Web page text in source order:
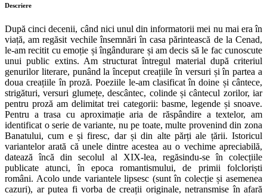
Descriere
După cinci decenii, când nici unul din informatorii mei nu mai era în
viață, am regăsit vechile însemnări în casa părintească de la Cenad,
le-am recitit cu emoție și îngândurare și am decis să le fac cunoscute
unui public extins. Am structurat întregul material după criteriul
genurilor literare, punând la început creațiile în versuri și în partea a
doua creațiile în proză. Poeziile le-am clasificat în doine și cântece,
strigături, versuri glumețe, descântec, colinde și cântecul zorilor, iar
pentru proză am delimitat trei categorii: basme, legende și snoave.
Pentru a trasa cu aproximație aria de răspândire a textelor, am
identificat o serie de variante, nu pe toate, multe provenind din zona
Banatului, cum e și firesc, dar și din alte părți ale țării. Istoricul
variantelor arată că unele dintre acestea au o vechime apreciabilă,
datează încă din secolul al XIX-lea, regăsindu-se în colecțiile
publicate atunci, în epoca romantismului, de primii folcloriști
români. Acolo unde variantele lipsesc (sunt în colecție și asemenea
cazuri), ar putea fi vorba de creații originale, netransmise în afară